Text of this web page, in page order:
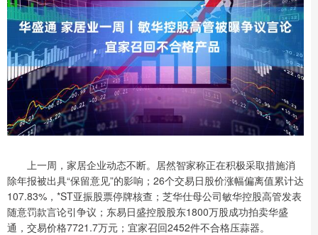
上一周，家居企业动态不断。居然智家称正在积极采取措施消
除年报被出具“保留意见”的影响；26个交易日股价涨幅偏离值累计达
107.83%，*ST亚振股票停牌核查；芝华仕母公司敏华控股高管发表
随意罚款言论引争议；东易日盛控股股东1800万股成功拍卖华盛
通，交易价格7721.7万元；宜家召回2452件不合格压蒜器。